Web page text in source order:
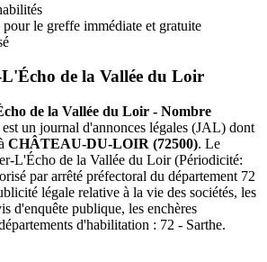
le greffe immédiate et gratuite
de la Vallée du Loir
de la Vallée du Loir - Nombre
est un journal d'annonces légales (JAL) dont
CHÂTEAU-DU-LOIR (72500). Le
L'Écho de la Vallée du Loir (Périodicité:
par arrêté préfectoral du département 72
légale relative à la vie des sociétés, les
d'enquête publique, les enchères
d'habilitation : 72 - Sarthe.